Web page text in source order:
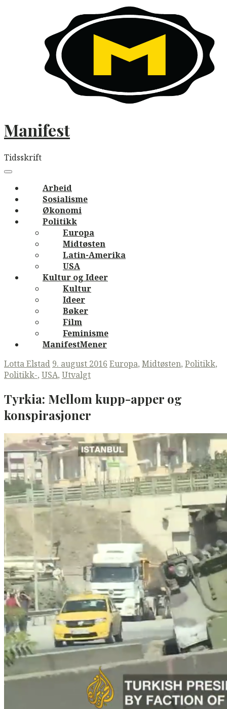
Manifest
Tidsskrift
navigation
Menu
Arbeid
Sosialisme
Økonomi
Politikk
Europa
Midtøsten
Latin-Amerika
USA
Kultur og Ideer
Kultur
Ideer
Bøker
Film
Feminisme
ManifestMener
Lotta Elstad 9. august 2016 Europa, Midtøsten, Politikk,
Politikk-, USA, Utvalgt
Tyrkia: Mellom kupp-apper og
konspirasjoner